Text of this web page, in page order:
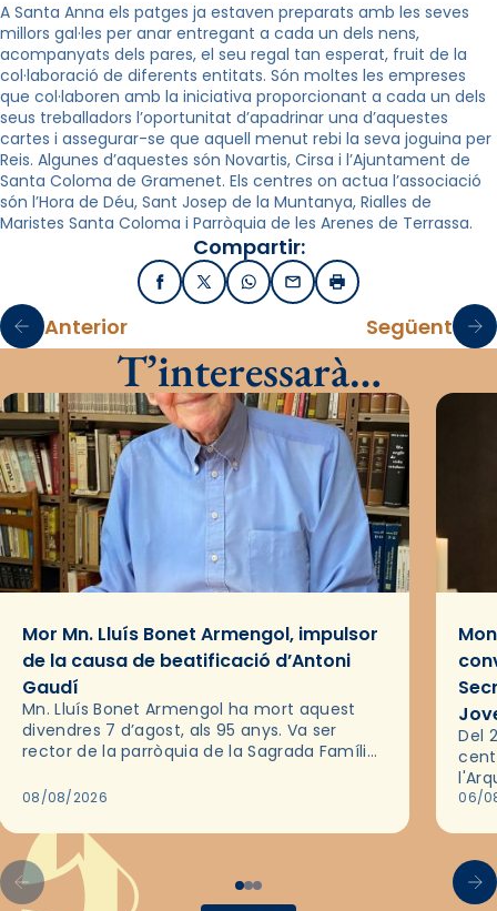
A Santa Anna els patges ja estaven preparats amb les seves
millors gal·les per anar entregant a cada un dels nens,
acompanyats dels pares, el seu regal tan esperat, fruit de la
col·laboració de diferents entitats. Són moltes les empreses
que col·laboren amb la iniciativa proporcionant a cada un dels
seus treballadors l’oportunitat d’apadrinar una d’aquestes
cartes i assegurar-se que aquell menut rebi la seva joguina per
Reis. Algunes d’aquestes són Novartis, Cirsa i l’Ajuntament de
Santa Coloma de Gramenet. Els centres on actua l’associació
són l’Hora de Déu, Sant Josep de la Muntanya, Rialles de
Maristes Santa Coloma i Parròquia de les Arenes de Terrassa.
Compartir:
FacebookX / TwitterWhatsApp
EmailImprimir
Anterior Següent
T’interessarà…
Mor Mn. Lluís Bonet Armengol, impulsor
de la causa de beatificació d’Antoni
Gaudí
Mn. Lluís Bonet Armengol ha mort aquest
divendres 7 d’agost, als 95 anys. Va ser
rector de la parròquia de la Sagrada Família
2018,…
08/08/2026
Del
les
06/